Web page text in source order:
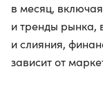
в месяц,
и тренды рынка,
и слияния,
зависит от